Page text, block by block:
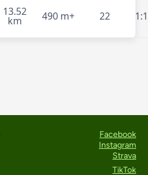
13.52
km 490 m+ 22
Facebook
Instagram
Strava
TikTok